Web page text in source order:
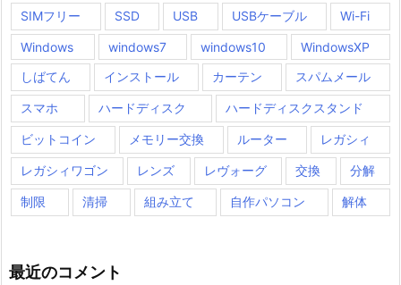
SIMフリー SSD USB USBケーブル Wi-Fi
Windows windows7 windows10
WindowsXP
しばてん
インストール カーテン スパムメール
スマホ ハードディスク ハードディスクスタンド
ビットコイン メモリー交換 ルーター レガシィ
レガシィワゴン レンズ レヴォーグ 交換 分解
制限 清掃 組み立て 自作パソコン 解体
最近のコメント